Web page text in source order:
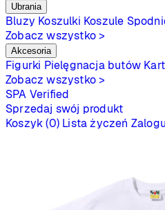
Ubrania
Bluzy Koszulki Koszule
Zobacz wszystko >
Akcesoria
Figurki Pielęgnacja butów
Zobacz wszystko >
SPA Verified
Sprzedaj swój produkt
Koszyk (0) Lista życzeń